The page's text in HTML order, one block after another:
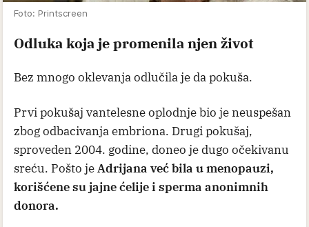
Foto: Printscreen
Odluka koja je promenila njen život
Bez mnogo oklevanja odlučila je da pokuša.
Prvi pokušaj vantelesne oplodnje bio je neuspešan
zbog odbacivanja embriona. Drugi pokušaj,
sproveden 2004. godine, doneo je dugo očekivanu
sreću. Pošto jeAdrijana već bila u menopauzi,
korišćene su jajne ćelije i sperma anonimnih
donora.